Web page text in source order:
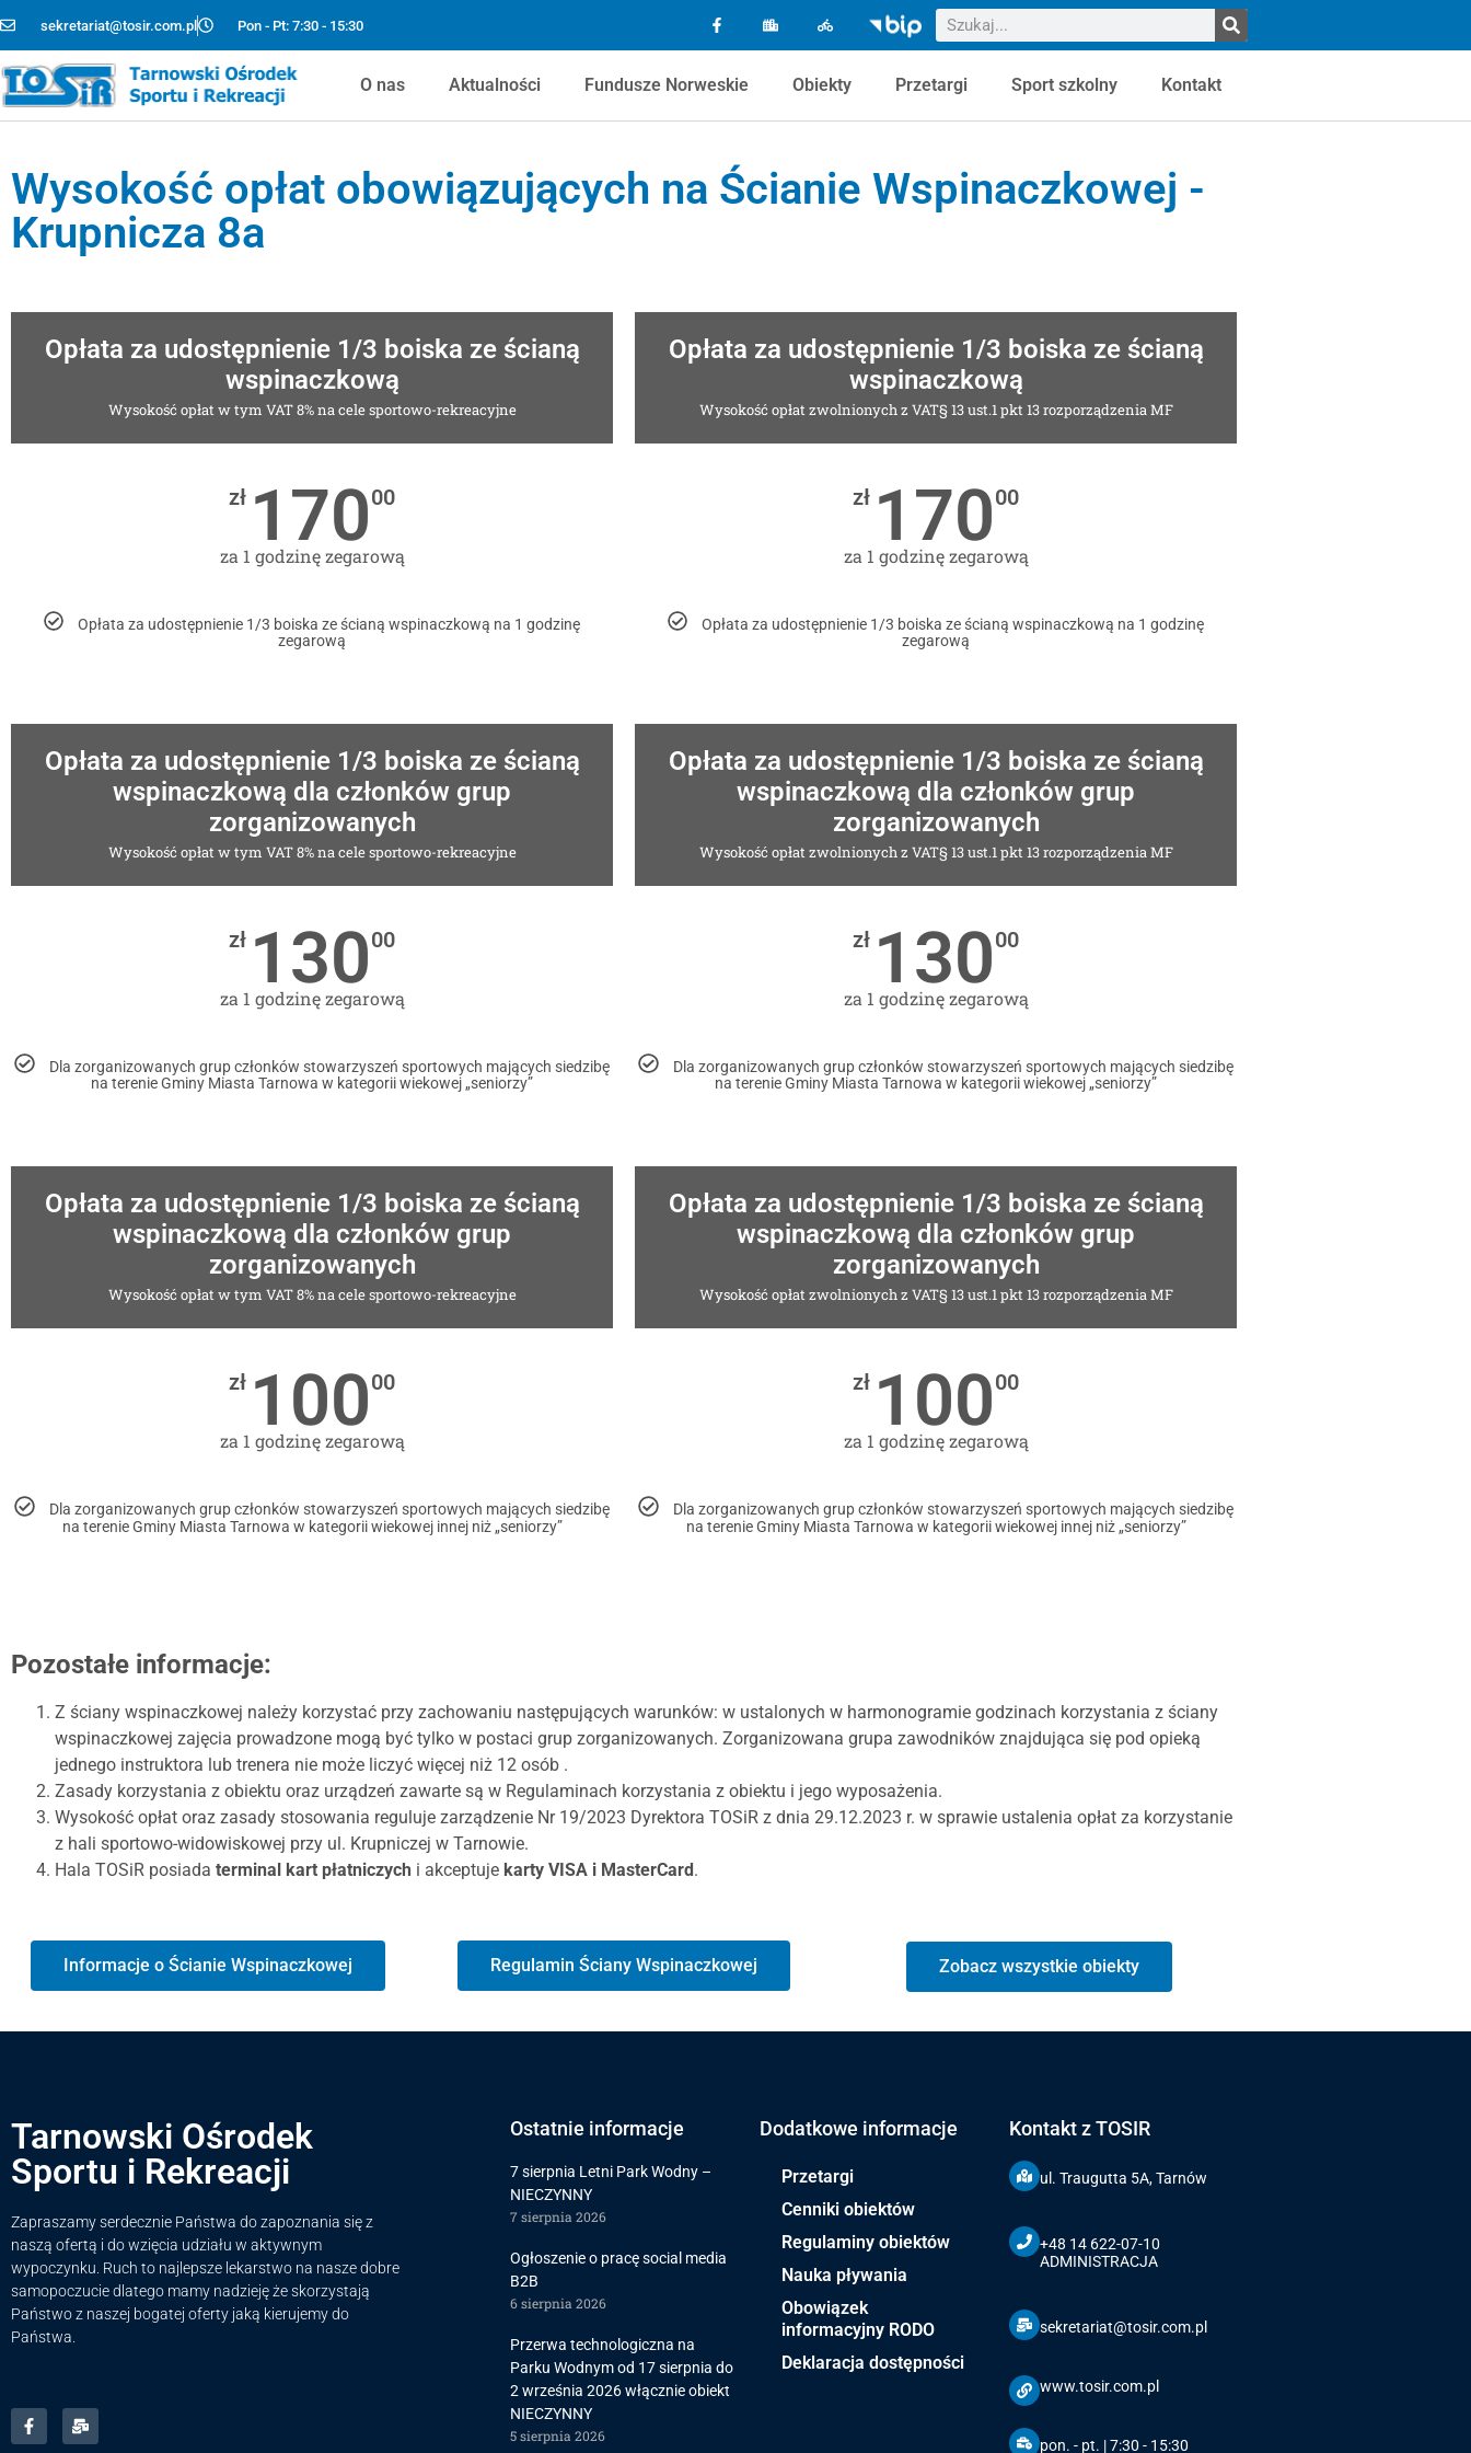
sekretariat@tosir.com.pl Pon - Pt: 7:30 - 15:30
O nas Aktualności Fundusze Norweskie Obiekty Przetargi Sport szkolny Kontakt
Wysokość opłat obowiązujących na Ścianie Wspinaczkowej -
Krupnicza 8a
Opłata za udostępnienie 1/3 boiska ze ścianą
wspinaczkową
Wysokość opłat w tym VAT 8% na cele sportowo-rekreacyjne
zł 17000
za 1 godzinę zegarową
Opłata za udostępnienie 1/3 boiska ze ścianą wspinaczkową na 1 godzinę
zegarową
Opłata za udostępnienie 1/3 boiska ze ścianą
wspinaczkową dla członków grup
zorganizowanych
Wysokość opłat w tym VAT 8% na cele sportowo-rekreacyjne
zł 13000
za 1 godzinę zegarową
Dla zorganizowanych grup członków stowarzyszeń sportowych mających siedzibę
na terenie Gminy Miasta Tarnowa w kategorii wiekowej „seniorzy”
Opłata za udostępnienie 1/3 boiska ze ścianą
wspinaczkową dla członków grup
zorganizowanych
Wysokość opłat w tym VAT 8% na cele sportowo-rekreacyjne
zł 10000
za 1 godzinę zegarową
Dla zorganizowanych grup członków stowarzyszeń sportowych mających siedzibę
na terenie Gminy Miasta Tarnowa w kategorii wiekowej innej niż „seniorzy”
Opłata za udostępnienie 1/3 boiska ze ścianą
wspinaczkową
Wysokość opłat zwolnionych z VAT§ 13 ust.1 pkt 13 rozporządzenia MF
zł 17000
za 1 godzinę zegarową
Opłata za udostępnienie 1/3 boiska ze ścianą wspinaczkową na 1 godzinę
zegarową
Opłata za udostępnienie 1/3 boiska ze ścianą
wspinaczkową dla członków grup
zorganizowanych
Wysokość opłat zwolnionych z VAT§ 13 ust.1 pkt 13 rozporządzenia MF
zł 13000
za 1 godzinę zegarową
Dla zorganizowanych grup członków stowarzyszeń sportowych mających siedzibę
na terenie Gminy Miasta Tarnowa w kategorii wiekowej „seniorzy”
Opłata za udostępnienie 1/3 boiska ze ścianą
wspinaczkową dla członków grup
zorganizowanych
Wysokość opłat zwolnionych z VAT§ 13 ust.1 pkt 13 rozporządzenia MF
zł 10000
za 1 godzinę zegarową
Dla zorganizowanych grup członków stowarzyszeń sportowych mających siedzibę
na terenie Gminy Miasta Tarnowa w kategorii wiekowej innej niż „seniorzy”
Pozostałe informacje:
Z ściany wspinaczkowej należy korzystać przy zachowaniu następujących warunków: w ustalonych w harmonogramie godzinach korzystania z ściany
wspinaczkowej zajęcia prowadzone mogą być tylko w postaci grup zorganizowanych. Zorganizowana grupa zawodników znajdująca się pod opieką
jednego instruktora lub trenera nie może liczyć więcej niż 12 osób .
Zasady korzystania z obiektu oraz urządzeń zawarte są w Regulaminach korzystania z obiektu i jego wyposażenia.
Wysokość opłat oraz zasady stosowania reguluje zarządzenie Nr 19/2023 Dyrektora TOSiR z dnia 29.12.2023 r. w sprawie ustalenia opłat za korzystanie
z hali sportowo-widowiskowej przy ul. Krupniczej w Tarnowie.
Hala TOSiR posiada terminal kart płatniczych i akceptuje karty VISA i MasterCard.
Informacje o Ścianie Wspinaczkowej Regulamin Ściany Wspinaczkowej Zobacz wszystkie obiekty
Tarnowski Ośrodek
Sportu i Rekreacji
Zapraszamy serdecznie Państwa do zapoznania się z
naszą ofertą i do wzięcia udziału w aktywnym
wypoczynku. Ruch to najlepsze lekarstwo na nasze dobre
samopoczucie dlatego mamy nadzieję że skorzystają
Państwo z naszej bogatej oferty jaką kierujemy do
Państwa.
Ostatnie informacje
7 sierpnia Letni Park Wodny –
NIECZYNNY
7 sierpnia 2026
Ogłoszenie o pracę social media
B2B
6 sierpnia 2026
Przerwa technologiczna na
Parku Wodnym od 17 sierpnia do
2 września 2026 włącznie obiekt
NIECZYNNY
5 sierpnia 2026
Dodatkowe informacje
Przetargi
Cenniki obiektów
Regulaminy obiektów
Nauka pływania
Obowiązek
informacyjny RODO
Deklaracja dostępności
Kontakt z TOSIR
ul. Traugutta 5A, Tarnów
+48 14 622-07-10
ADMINISTRACJA
sekretariat@tosir.com.pl
www.tosir.com.pl
pon. - pt. | 7:30 - 15:30